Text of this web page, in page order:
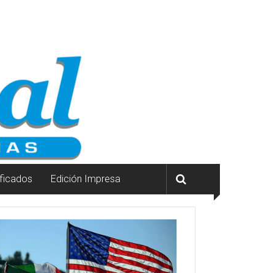
Edición Impresa